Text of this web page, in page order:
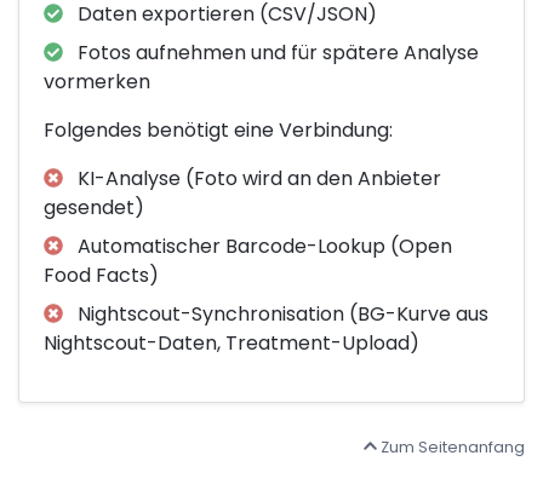
Daten exportieren (CSV/JSON)
Fotos aufnehmen und für spätere Analyse
vormerken
Folgendes benötigt eine Verbindung:
KI-Analyse (Foto wird an den Anbieter
gesendet)
Automatischer Barcode-Lookup (Open
Food Facts)
Nightscout-Synchronisation (BG-Kurve aus
Nightscout-Daten, Treatment-Upload)
Zum Seitenanfang